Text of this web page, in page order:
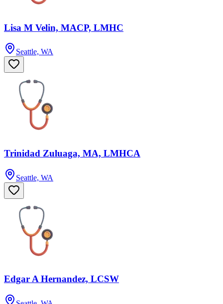
Lisa M Velin, MACP, LMHC
Seattle, WA
Trinidad Zuluaga, MA, LMHCA
Seattle, WA
Edgar A Hernandez, LCSW